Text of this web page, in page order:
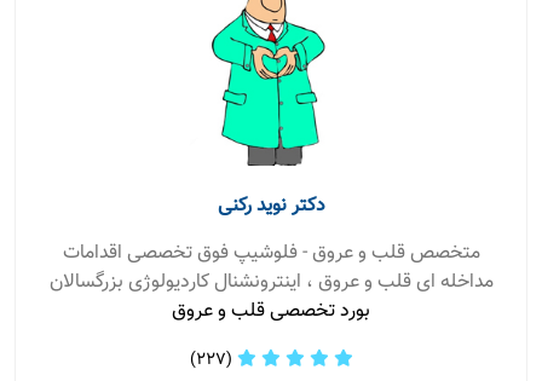
دکتر نوید رکنی
متخصص قلب و عروق - فلوشیپ فوق تخصصی اقدامات
مداخله ای قلب و عروق ، اینترونشنال کاردیولوژی بزرگسالان
بورد تخصصی قلب و عروق
(227)